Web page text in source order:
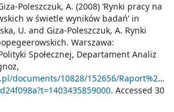
Poleszczuk, A. (2008) ‘Rynki pracy na
w świetle wyników badań’ in
U. and Giza-Poleszczuk, A. Rynki
Warszawa:
Społecznej, Departament Analiz
documents/10828/152656/
. Accessed 30